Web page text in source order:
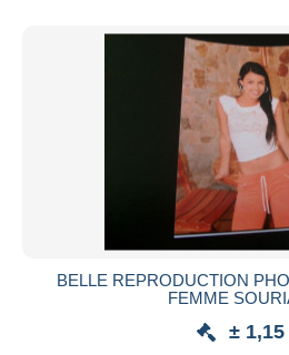
BELLE REPRODUCTION
FEMME
± 1,15